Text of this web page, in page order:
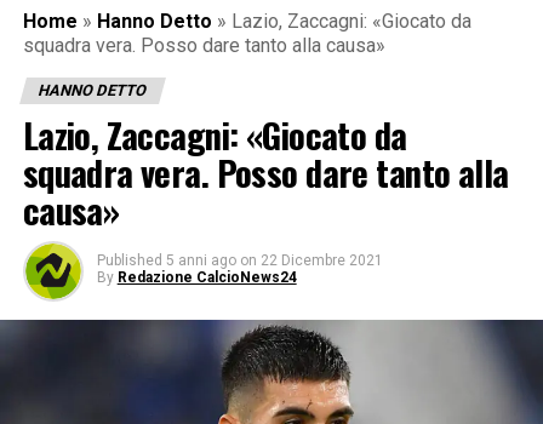
Home » Hanno Detto » Lazio, Zaccagni: «Giocato da
squadra vera. Posso dare tanto alla causa»
HANNO DETTO
Lazio, Zaccagni: «Giocato da
squadra vera. Posso dare tanto alla
causa»
Published 5 anni ago on 22 Dicembre 2021
By Redazione CalcioNews24